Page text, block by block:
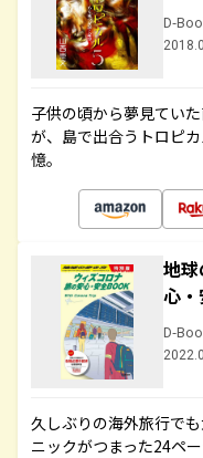
D-
子供の頃から夢見てい
が、島で出合うトロピ
憶。
地
心
D-
久しぶりの海外旅行で
ニックがつまった24ペ